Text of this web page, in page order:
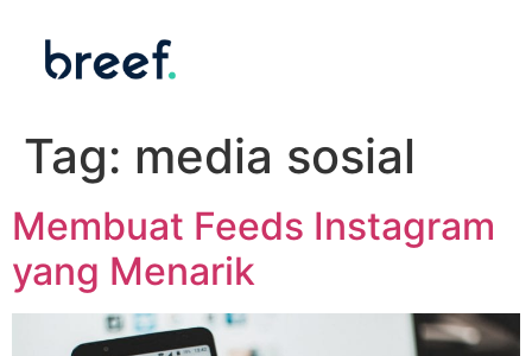
Tag: media sosial
Membuat Feeds Instagram
yang Menarik